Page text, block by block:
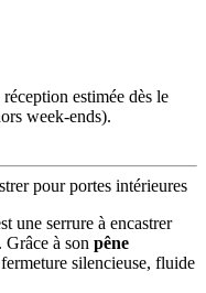
estimée dès le
week-ends).
pour portes intérieures
une serrure à encastrer
. Grâce à son pêne
silencieuse, fluide